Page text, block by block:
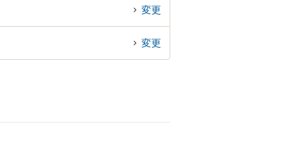
変更
変更